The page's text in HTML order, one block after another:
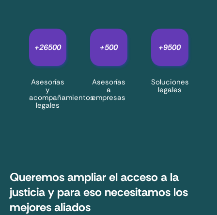
+26500
Asesorías
y
acompañamientos
legales
+500
Asesorías
a
empresas
+9500
Soluciones
legales
Queremos ampliar el acceso a la
justicia y para eso necesitamos los
mejores aliados